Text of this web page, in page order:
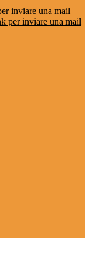
inviare una mail
per inviare una mail